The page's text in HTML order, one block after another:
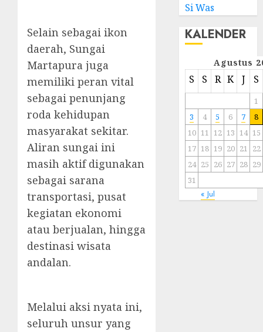
Selain sebagai ikon
daerah, Sungai
Martapura juga
memiliki peran vital
sebagai penunjang
roda kehidupan
masyarakat sekitar.
Aliran sungai ini
masih aktif digunakan
sebagai sarana
transportasi, pusat
kegiatan ekonomi
atau berjualan, hingga
destinasi wisata
andalan.
Melalui aksi nyata ini,
seluruh unsur yang
Si Was
KALENDER
Agustus
S S R K J S
1
3
4 5 6 7
8
10 11 12 13 14 15
17 18 19 20 21 22
24 25 26 27 28 29
31
« Jul